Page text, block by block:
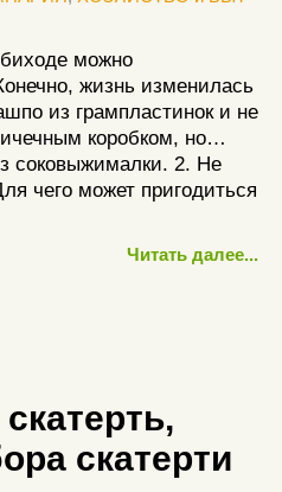
можно
жизнь изменилась
из грампластинок и не
коробком, но…
соковыжималки. 2. Не
чего может пригодиться
Читать далее...
скатерти